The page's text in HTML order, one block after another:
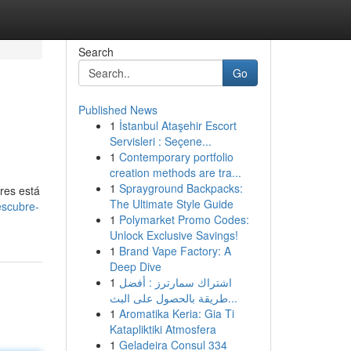
está
Search
Go
Published News
1 İstanbul Ataşehir Escort
Servisleri : Seçene...
1 Contemporary portfolio
creation methods are tra...
1 Sprayground Backpacks:
The Ultimate Style Guide
1 Polymarket Promo Codes:
Unlock Exclusive Savings!
1 Brand Vape Factory: A
Deep Dive
1 اشتراك سمارترز : أفضل
طريقة بالحصول على البث...
1 Aromatika Keria: Gia Ti
Katapliktiki Atmosfera
1 Geladeira Consul 334